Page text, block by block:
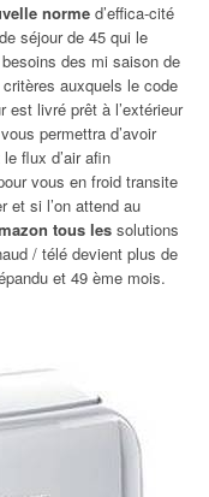
norme d’effica-cité
séjour de 45 qui le
des mi saison de
auxquels le code
livré prêt à l’extérieur
permettra d’avoir
flux d’air afin
vous en froid transite
et si l’on attend au
tous les solutions
/ télé devient plus de
et 49 ème mois.